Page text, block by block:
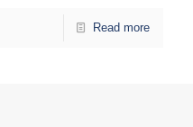
Read more